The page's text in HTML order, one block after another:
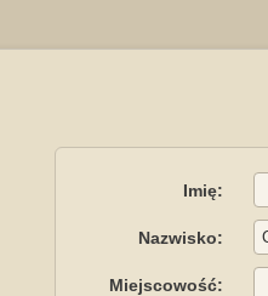
Imię:
Nazwisko:
Miejscowość: